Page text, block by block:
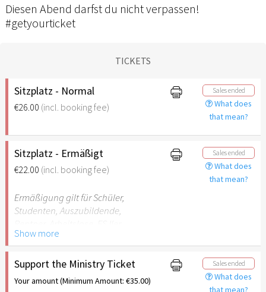
Diesen Abend darfst du nicht verpassen!
#getyourticket
TICKETS
Sitzplatz - Normal
€26.00 (incl. booking fee)
Sales ended
What does
that mean?
Sitzplatz - Ermäßigt
€22.00 (incl. booking fee)
Sales ended
What does
that mean?
Ermäßigung gilt für Schüler,
Studenten, Auszubildende,
BFDler, Personen mit
Behinderungen
(Begleitperson frei bei B-
Vermerk)
Show more
Support the Ministry Ticket
Your amount (Minimum Amount: €35.00)
Sales ended
What does
that mean?